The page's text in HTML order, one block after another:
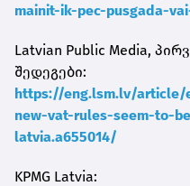
mainit-ik-pec-pusgada-
Latvian Public Media,
შედეგები:
https://eng.lsm.lv/article/
new-vat-rules-seem-to-
latvia.a655014/
KPMG Latvia: